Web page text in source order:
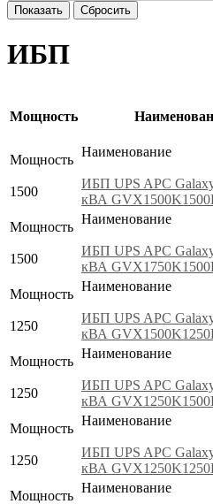
ИБП
Мощность
Мощность
1500
Наименование
ИБП UPS APC
кВА
Мощность
1500
Наименование
ИБП UPS APC
кВА
Мощность
1250
Наименование
ИБП UPS APC
кВА
Мощность
1250
Наименование
ИБП UPS APC
кВА
Мощность
1250
Наименование
ИБП UPS APC
кВА
Мощность
Наименование